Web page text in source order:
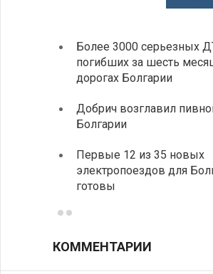
Более 3000 серьезных
погибших за шесть
дорогах Болгарии
Добрич возглавил
Болгарии
Первые 12 из 35 новых
электропоездов для
готовы
КОММЕНТАРИИ